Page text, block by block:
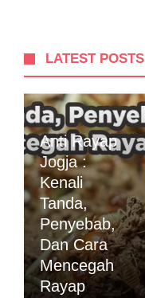
LATEST POSTS
Anti Rayap
Jogja :
Kenali
Tanda,
Penyebab,
Dan Cara
Mencegah
Rayap